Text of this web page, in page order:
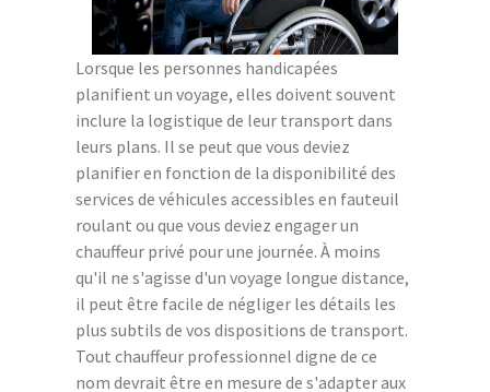
Lorsque les personnes handicapées
planifient un voyage, elles doivent souvent
inclure la logistique de leur transport dans
leurs plans. Il se peut que vous deviez
planifier en fonction de la disponibilité des
services de véhicules accessibles en fauteuil
roulant ou que vous deviez engager un
chauffeur privé pour une journée. À moins
qu'il ne s'agisse d'un voyage longue distance,
il peut être facile de négliger les détails les
plus subtils de vos dispositions de transport.
Tout chauffeur professionnel digne de ce
nom devrait être en mesure de s'adapter aux